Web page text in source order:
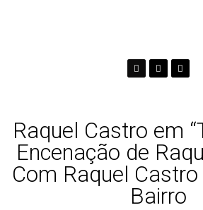
Raquel Castro em
Encenação de
Com Raquel
Bairro